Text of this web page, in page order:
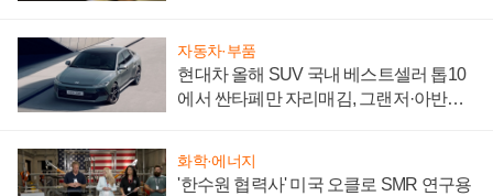
자동차·부품
현대차 올해 SUV 국내 베스트셀러 톱10
에서 싼타페만 자리매김, 그랜저·아반떼
화학·에너지
'한수원 협력사' 미국 오클로 SMR 연구용